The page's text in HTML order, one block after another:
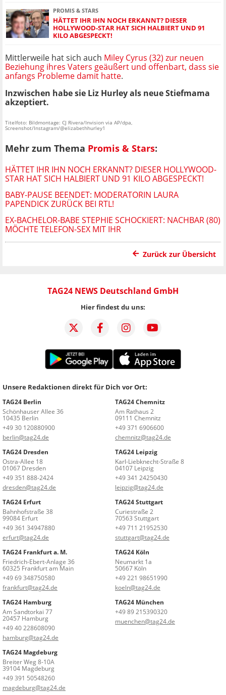
PROMIS & STARS
HÄTTET IHR IHN NOCH ERKANNT? DIESER
HOLLYWOOD-STAR HAT SICH HALBIERT UND 91
KILO ABGESPECKT!
Mittlerweile hat sich auch Miley Cyrus (32) zur neuen
Beziehung ihres Vaters geäußert und offenbart, dass sie
anfangs Probleme damit hatte.
Inzwischen habe sie Liz Hurley als neue Stiefmama
akzeptiert.
Titelfoto: Bildmontage: CJ Rivera/Invision via AP/dpa,
Screenshot/Instagram/@elizabethhurley1
Mehr zum Thema Promis & Stars:
HÄTTET IHR IHN NOCH ERKANNT? DIESER HOLLYWOOD-
STAR HAT SICH HALBIERT UND 91 KILO ABGESPECKT!
BABY-PAUSE BEENDET: MODERATORIN LAURA
PAPENDICK ZURÜCK BEI RTL!
EX-BACHELOR-BABE STEPHIE SCHOCKIERT: NACHBAR (80)
MÖCHTE TELEFON-SEX MIT IHR
Zurück zur Übersicht
TAG24 NEWS Deutschland GmbH
Hier findest du uns:
Unsere Redaktionen direkt für Dich vor Ort:
TAG24 Berlin
Schönhauser Allee 36
10435 Berlin
+49 30 120880900
berlin@tag24.de
TAG24 Chemnitz
Am Rathaus 2
09111 Chemnitz
+49 371 6906600
chemnitz@tag24.de
TAG24 Dresden
Ostra-Allee 18
01067 Dresden
+49 351 888-2424
dresden@tag24.de
TAG24 Leipzig
Karl-Liebknecht-Straße 8
04107 Leipzig
+49 341 24250430
leipzig@tag24.de
TAG24 Erfurt
Bahnhofstraße 38
99084 Erfurt
+49 361 34947880
erfurt@tag24.de
TAG24 Stuttgart
Curiestraße 2
70563 Stuttgart
+49 711 21952530
stuttgart@tag24.de
TAG24 Frankfurt a. M.
Friedrich-Ebert-Anlage 36
60325 Frankfurt am Main
+49 69 348750580
frankfurt@tag24.de
TAG24 Köln
Neumarkt 1a
50667 Köln
+49 221 98651990
koeln@tag24.de
TAG24 Hamburg
Am Sandtorkai 77
20457 Hamburg
+49 40 228608090
hamburg@tag24.de
TAG24 München
+49 89 215390320
muenchen@tag24.de
TAG24 Magdeburg
Breiter Weg 8-10A
39104 Magdeburg
+49 391 50548260
magdeburg@tag24.de